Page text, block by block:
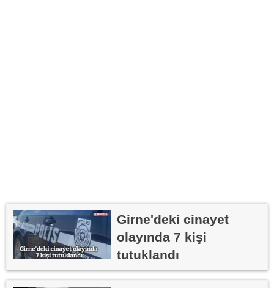
Girne'deki cinayet
olayında 7 kişi
tutuklandı